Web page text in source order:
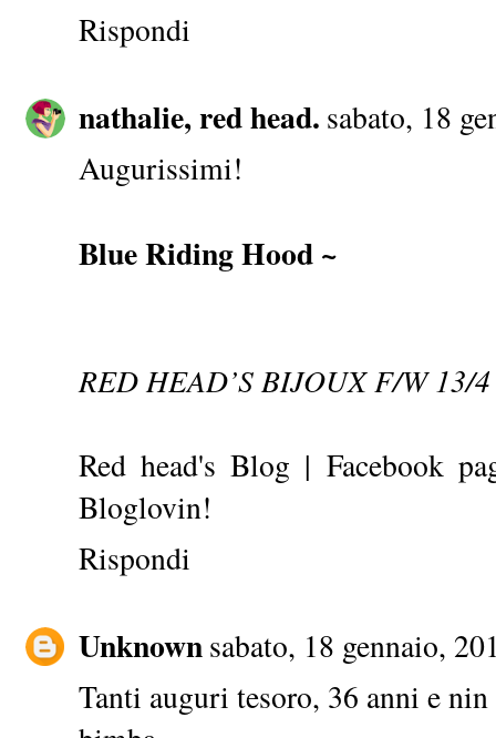
Rispondi
nathalie, red head. sabato, 18
Augurissimi!
Blue Riding Hood ~
RED HEAD’S BIJOUX F/W 13/4
Red head's Blog | Facebook
Bloglovin!
Rispondi
Unknownsabato, 18 gennaio,
Tanti auguri tesoro, 36 anni e